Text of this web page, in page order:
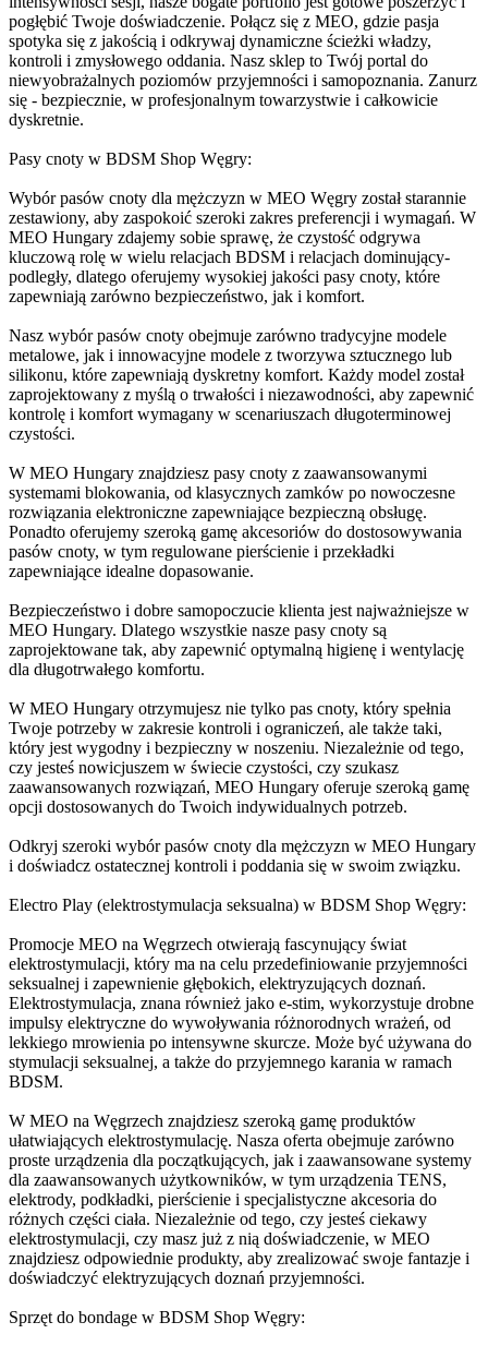
pogłębić Twoje doświadczenie. Połącz się z MEO, gdzie pasja
spotyka się z jakością i odkrywaj dynamiczne ścieżki władzy,
kontroli i zmysłowego oddania. Nasz sklep to Twój portal do
niewyobrażalnych poziomów przyjemności i samopoznania. Zanurz
się - bezpiecznie, w profesjonalnym towarzystwie i całkowicie
dyskretnie.
Pasy cnoty w BDSM Shop Węgry:
Wybór pasów cnoty dla mężczyzn w MEO Węgry został starannie
zestawiony, aby zaspokoić szeroki zakres preferencji i wymagań. W
MEO Hungary zdajemy sobie sprawę, że czystość odgrywa
kluczową rolę w wielu relacjach BDSM i relacjach dominujący-
podległy, dlatego oferujemy wysokiej jakości pasy cnoty, które
zapewniają zarówno bezpieczeństwo, jak i komfort.
Nasz wybór pasów cnoty obejmuje zarówno tradycyjne modele
metalowe, jak i innowacyjne modele z tworzywa sztucznego lub
silikonu, które zapewniają dyskretny komfort. Każdy model został
zaprojektowany z myślą o trwałości i niezawodności, aby zapewnić
kontrolę i komfort wymagany w scenariuszach długoterminowej
czystości.
W MEO Hungary znajdziesz pasy cnoty z zaawansowanymi
systemami blokowania, od klasycznych zamków po nowoczesne
rozwiązania elektroniczne zapewniające bezpieczną obsługę.
Ponadto oferujemy szeroką gamę akcesoriów do dostosowywania
pasów cnoty, w tym regulowane pierścienie i przekładki
zapewniające idealne dopasowanie.
Bezpieczeństwo i dobre samopoczucie klienta jest najważniejsze w
MEO Hungary. Dlatego wszystkie nasze pasy cnoty są
zaprojektowane tak, aby zapewnić optymalną higienę i wentylację
dla długotrwałego komfortu.
W MEO Hungary otrzymujesz nie tylko pas cnoty, który spełnia
Twoje potrzeby w zakresie kontroli i ograniczeń, ale także taki,
który jest wygodny i bezpieczny w noszeniu. Niezależnie od tego,
czy jesteś nowicjuszem w świecie czystości, czy szukasz
zaawansowanych rozwiązań, MEO Hungary oferuje szeroką gamę
opcji dostosowanych do Twoich indywidualnych potrzeb.
Odkryj szeroki wybór pasów cnoty dla mężczyzn w MEO Hungary
i doświadcz ostatecznej kontroli i poddania się w swoim związku.
Electro Play (elektrostymulacja seksualna) w BDSM Shop Węgry:
Promocje MEO na Węgrzech otwierają fascynujący świat
elektrostymulacji, który ma na celu przedefiniowanie przyjemności
seksualnej i zapewnienie głębokich, elektryzujących doznań.
Elektrostymulacja, znana również jako e-stim, wykorzystuje drobne
impulsy elektryczne do wywoływania różnorodnych wrażeń, od
lekkiego mrowienia po intensywne skurcze. Może być używana do
stymulacji seksualnej, a także do przyjemnego karania w ramach
BDSM.
W MEO na Węgrzech znajdziesz szeroką gamę produktów
ułatwiających elektrostymulację. Nasza oferta obejmuje zarówno
proste urządzenia dla początkujących, jak i zaawansowane systemy
dla zaawansowanych użytkowników, w tym urządzenia TENS,
elektrody, podkładki, pierścienie i specjalistyczne akcesoria do
różnych części ciała. Niezależnie od tego, czy jesteś ciekawy
elektrostymulacji, czy masz już z nią doświadczenie, w MEO
znajdziesz odpowiednie produkty, aby zrealizować swoje fantazje i
doświadczyć elektryzujących doznań przyjemności.
Sprzęt do bondage w BDSM Shop Węgry: